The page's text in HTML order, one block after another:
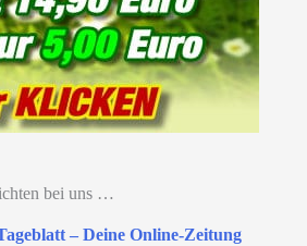
bei uns …
– Deine Online-Zeitung